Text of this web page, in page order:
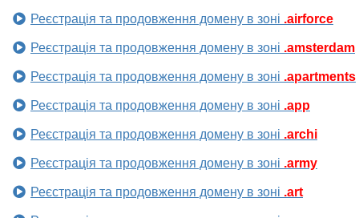
Реєстрація та продовження домену в зоні .airforce
Реєстрація та продовження домену в зоні .amsterdam
Реєстрація та продовження домену в зоні .apartments
Реєстрація та продовження домену в зоні .app
Реєстрація та продовження домену в зоні .archi
Реєстрація та продовження домену в зоні .army
Реєстрація та продовження домену в зоні .art